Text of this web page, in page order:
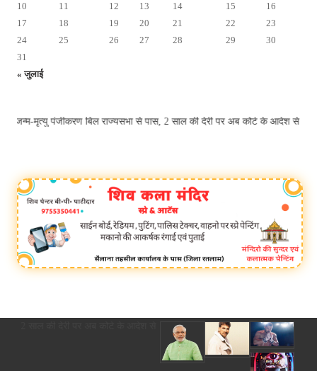
« जुलाई
10
11 12 13 14 15
16
17
18 19 20 21 22
23
24
25 26 27 28 29
30
31
पंजीकरण बिल राज्यसभा से पास, 2 साल की देरी पर अब कोर्ट के आदेश से ही होगा
की देरी पर अब कोर्ट के आदेश से ही होगा रजिस्ट्रेशन chief editor Uttam